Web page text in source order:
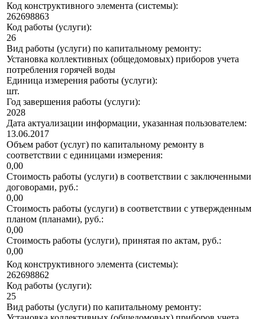
Код конструктивного элемента (системы):
262698863
Код работы (услуги):
26
Вид работы (услуги) по капитальному ремонту:
Установка коллективных (общедомовых) приборов учета
потребления горячей воды
Единица измерения работы (услуги):
шт.
Год завершения работы (услуги):
2028
Дата актуализации информации, указанная пользователем:
13.06.2017
Объем работ (услуг) по капитальному ремонту в
соответствии с единицами измерения:
0,00
Стоимость работы (услуги) в соответствии с заключенными
договорами, руб.:
0,00
Стоимость работы (услуги) в соответствии с утвержденным
планом (планами), руб.:
0,00
Стоимость работы (услуги), принятая по актам, руб.:
0,00
Код конструктивного элемента (системы):
262698862
Код работы (услуги):
25
Вид работы (услуги) по капитальному ремонту: